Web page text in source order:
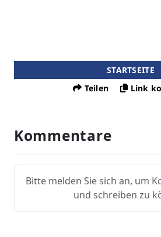
STARTSEITE
Teilen
Link
Kommentare
Bitte melden Sie sich an, um
und schreiben zu